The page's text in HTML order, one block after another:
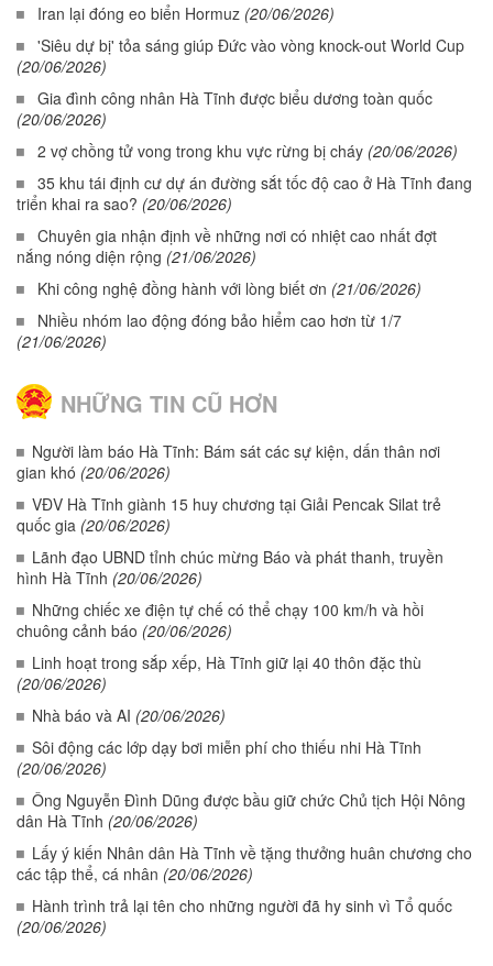
Iran lại đóng eo biển Hormuz (20/06/2026)
'Siêu dự bị' tỏa sáng giúp Đức vào vòng knock-out World Cup
(20/06/2026)
Gia đình công nhân Hà Tĩnh được biểu dương toàn quốc
(20/06/2026)
2 vợ chồng tử vong trong khu vực rừng bị cháy (20/06/2026)
35 khu tái định cư dự án đường sắt tốc độ cao ở Hà Tĩnh đang
triển khai ra sao? (20/06/2026)
Chuyên gia nhận định về những nơi có nhiệt cao nhất đợt
nắng nóng diện rộng (21/06/2026)
Khi công nghệ đồng hành với lòng biết ơn (21/06/2026)
Nhiều nhóm lao động đóng bảo hiểm cao hơn từ 1/7
(21/06/2026)
NHỮNG TIN CŨ HƠN
Người làm báo Hà Tĩnh: Bám sát các sự kiện, dấn thân nơi
gian khó (20/06/2026)
VĐV Hà Tĩnh giành 15 huy chương tại Giải Pencak Silat trẻ
quốc gia (20/06/2026)
Lãnh đạo UBND tỉnh chúc mừng Báo và phát thanh, truyền
hình Hà Tĩnh (20/06/2026)
Những chiếc xe điện tự chế có thể chạy 100 km/h và hồi
chuông cảnh báo (20/06/2026)
Linh hoạt trong sắp xếp, Hà Tĩnh giữ lại 40 thôn đặc thù
(20/06/2026)
Nhà báo và AI (20/06/2026)
Sôi động các lớp dạy bơi miễn phí cho thiếu nhi Hà Tĩnh
(20/06/2026)
Ông Nguyễn Đình Dũng được bầu giữ chức Chủ tịch Hội Nông
dân Hà Tĩnh (20/06/2026)
Lấy ý kiến Nhân dân Hà Tĩnh về tặng thưởng huân chương cho
các tập thể, cá nhân (20/06/2026)
Hành trình trả lại tên cho những người đã hy sinh vì Tổ quốc
(20/06/2026)